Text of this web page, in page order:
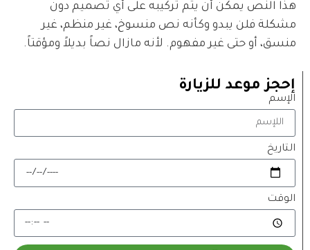
هذا النص يمكن أن يتم تركيبه على أي تصميم دون
مشكلة فلن يبدو وكأنه نص منسوخ، غير منظم، غير
منسق، أو حتى غير مفهوم. لأنه مازال نصاً بديلاً ومؤقتاً.
إحجز موعد للزيارة
الإسم
التاريخ
الوقت